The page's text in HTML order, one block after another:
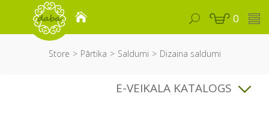
0
Store Pārtika Saldumi Dizaina saldumi
E-VEIKALA KATALOGS